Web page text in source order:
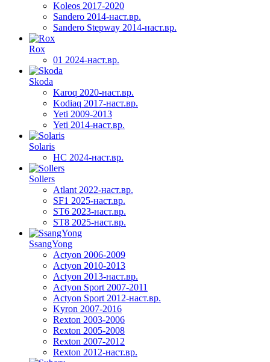
Koleos 2017-2020
Sandero 2014-наст.вр.
Sandero Stepway 2014-наст.вр.
Rox
01 2024-наст.вр.
Skoda
Karoq 2020-наст.вр.
Kodiaq 2017-наст.вр.
Yeti 2009-2013
Yeti 2014-наст.вр.
Solaris
HC 2024-наст.вр.
Sollers
Atlant 2022-наст.вр.
SF1 2025-наст.вр.
ST6 2023-наст.вр.
ST8 2025-наст.вр.
SsangYong
Actyon 2006-2009
Actyon 2010-2013
Actyon 2013-наст.вр.
Actyon Sport 2007-2011
Actyon Sport 2012-наст.вр.
Kyron 2007-2016
Rexton 2003-2006
Rexton 2005-2008
Rexton 2007-2012
Rexton 2012-наст.вр.